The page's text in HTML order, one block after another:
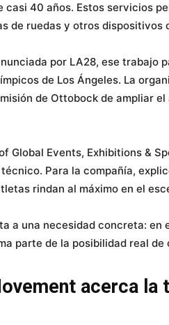
casi 40 años. Estos servicios
de ruedas y otros dispositivos
por LA28, ese trabajo
de Los Ángeles. La
de Ottobock de ampliar
Global Events, Exhibitions &
Para la compañía,
rindan al máximo en el
a una necesidad concreta:
parte de la posibilidad real de
acerca